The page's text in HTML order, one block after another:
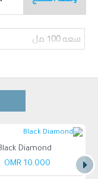
سعه 100 مل
Diamond
10.000 OMR